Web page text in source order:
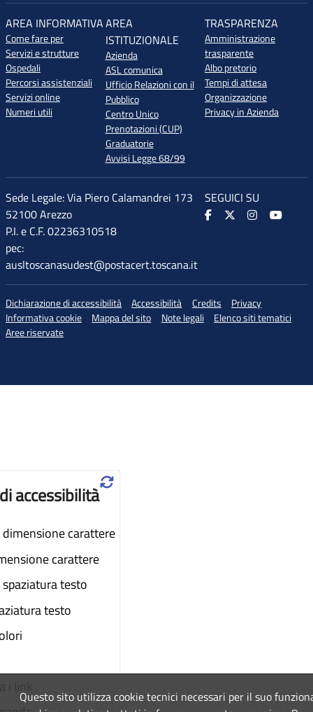
AREA INFORMATIVA
Come fare per
Servizi e strutture
Ospedali
Percorsi assistenziali
Servizi online
Numeri utili
AREA
ISTITUZIONALE
Azienda
ASL comunica
Ufficio Relazioni con il
Pubblico
Centro Unico
Prenotazioni (CUP)
Graduatorie
Avvisi Legge 68/99
TRASPARENZA
Amministrazione
trasparente
Albo pretorio
Tempi di attesa
Organizzazione
Privacy in Azienda
Sede Legale: Via Piero Calamandrei 173
52100 Arezzo
P.I. e C.F. 02236310518
pec:
ausltoscanasudest@postacert.toscana.it
SEGUICI SU
Dichiarazione di accessibilità Accessibilità Credits
Privacy
Informativa cookie
Mappa del sito Note legali
Elenco siti tematici
Aree riservate
Questo sito utilizza cookie tecnici necessari per il suo
accessibilità
carattere
carattere
testo
testo